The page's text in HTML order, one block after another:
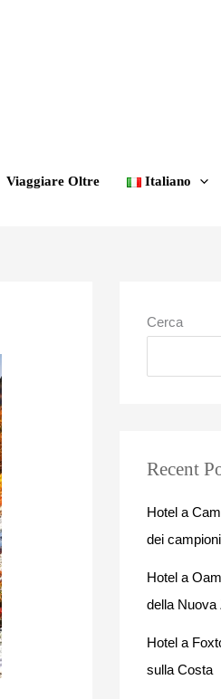
Viaggiare Oltre Italiano
Cerca
Recent
Hotel a
dei campioni
Hotel a
della Nuova
Hotel a
sulla Costa